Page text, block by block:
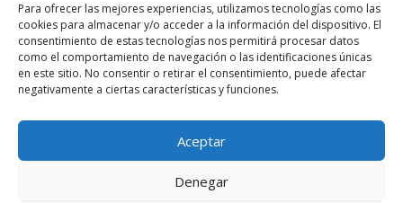
Para ofrecer las mejores experiencias, utilizamos tecnologías como las
cookies para almacenar y/o acceder a la información del dispositivo. El
consentimiento de estas tecnologías nos permitirá procesar datos
como el comportamiento de navegación o las identificaciones únicas
en este sitio. No consentir o retirar el consentimiento, puede afectar
negativamente a ciertas características y funciones.
Aceptar
Denegar